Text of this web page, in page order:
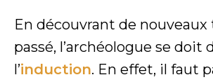
En découvrant de
passé, l’archéologue se doit
l’induction. En effet, il faut